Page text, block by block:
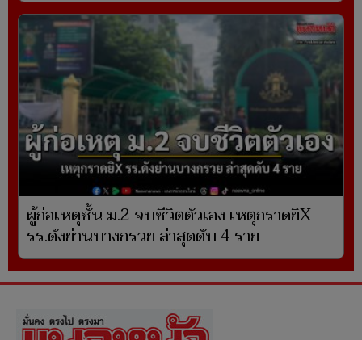
ผู้ก่อเหตุชั้น ม.2 จบชีวิตตัวเอง เหตุกราดยิX
รร.ดังย่านบางกรวย ล่าสุดดับ 4 ราย